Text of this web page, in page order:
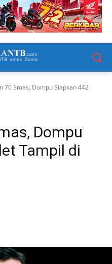
70 Emas, Dompu Siapkan 442
Dompu
Tampil di